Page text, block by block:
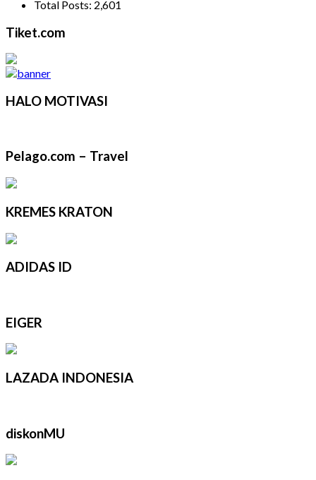
Total Posts: 2,601
Tiket.com
HALO MOTIVASI
Pelago.com – Travel
KREMES KRATON
ADIDAS ID
EIGER
LAZADA INDONESIA
diskonMU